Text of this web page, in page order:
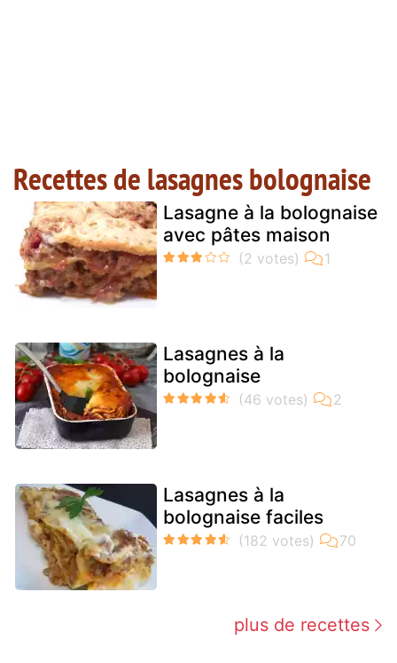
Recettes de lasagnes bolognaise
Lasagne à la bolognaise
avec pâtes maison
Lasagnes à la
bolognaise
Lasagnes à la
bolognaise faciles
plus de recettes